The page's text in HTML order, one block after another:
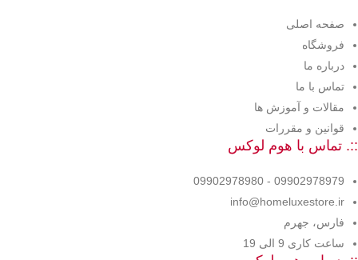
صفحه اصلی
فروشگاه
درباره ما
تماس با ما
مقالات و آموزش ها
قوانین و مقررات
::. تماس با هوم لوکس
09902978979 - 09902978980
info@homeluxestore.ir
فارس، جهرم
ساعت کاری 9 الی 19